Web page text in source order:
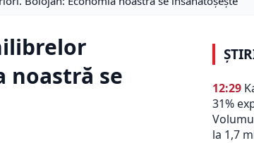
noastră se
12:29
31%
la 1,7